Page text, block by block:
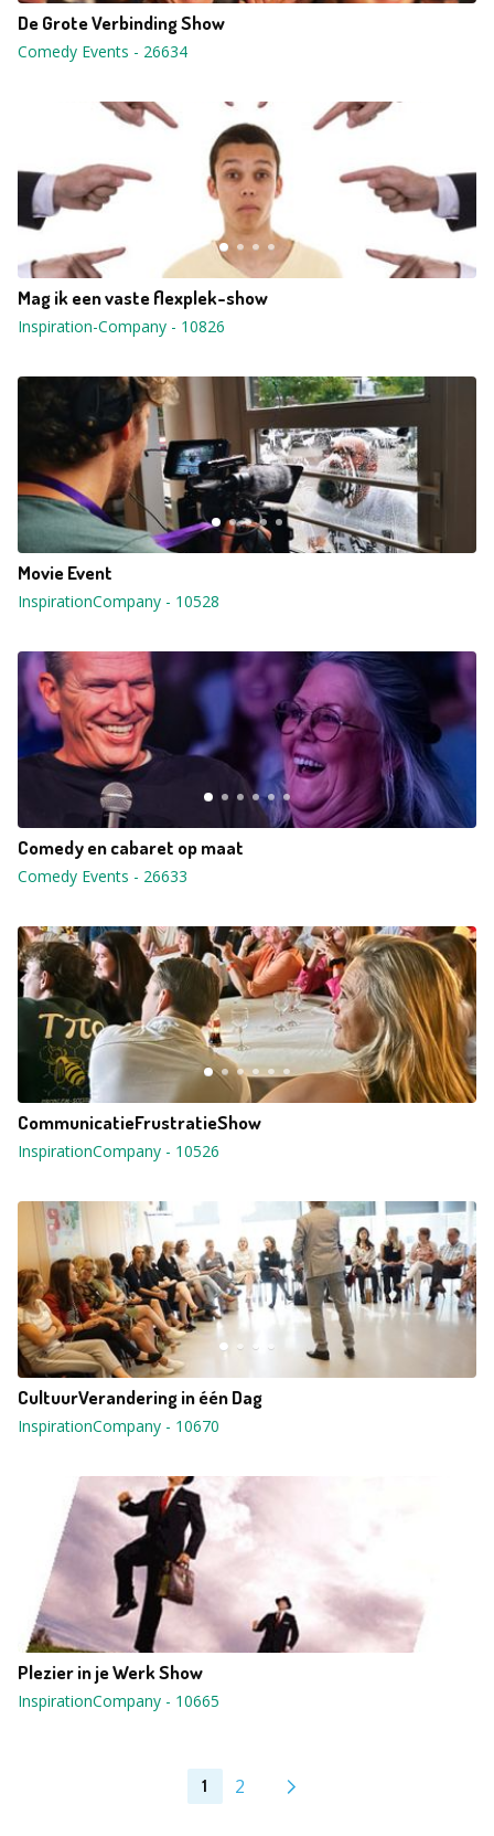
De Grote Verbinding Show
Comedy Events - 26634
Mag ik een vaste flexplek-show
Inspiration-Company - 10826
Movie Event
InspirationCompany - 10528
Comedy en cabaret op maat
Comedy Events - 26633
CommunicatieFrustratieShow
InspirationCompany - 10526
CultuurVerandering in één Dag
InspirationCompany - 10670
Plezier in je Werk Show
InspirationCompany - 10665
1 2